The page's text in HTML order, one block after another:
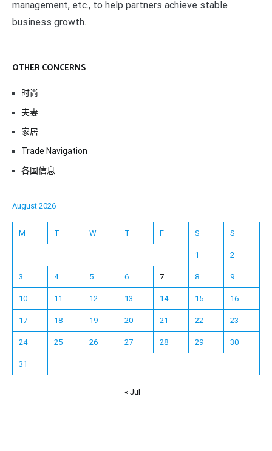
management, etc., to help partners achieve stable
business growth.
OTHER CONCERNS
时尚
夫妻
家居
Trade Navigation
各国信息
August 2026
M T W T F S S
1 2
3 4 5 6 7 8 9
10 11 12 13 14 15 16
17 18 19 20 21 22 23
24 25 26 27 28 29 30
31
« Jul